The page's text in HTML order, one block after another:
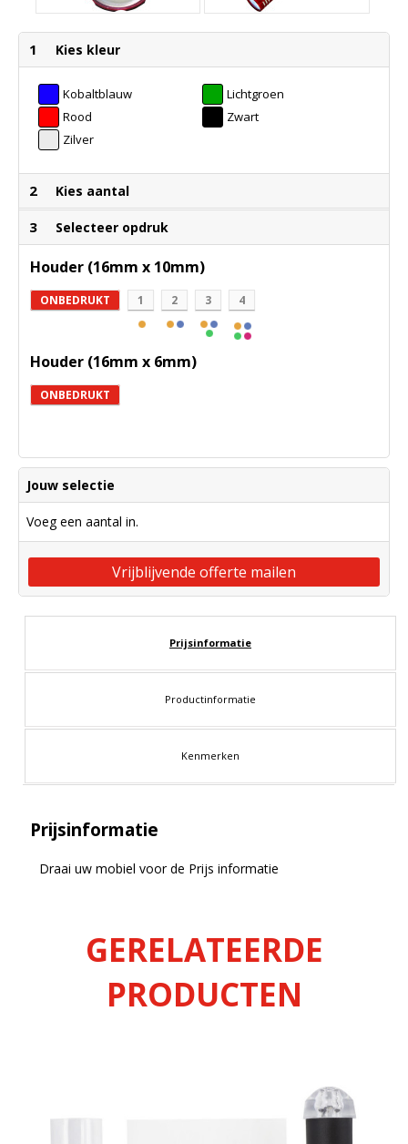
1 Kies kleur
Kobaltblauw
Lichtgroen
Rood
Zwart
Zilver
2 Kies aantal
3 Selecteer opdruk
Houder (16mm x 10mm)
ONBEDRUKT 1 2 3 4
Houder (16mm x 6mm)
ONBEDRUKT
Jouw selectie
Voeg een aantal in.
Vrijblijvende offerte mailen
Prijsinformatie
Productinformatie
Kenmerken
Prijsinformatie
Draai uw mobiel voor de Prijs informatie
GERELATEERDE
PRODUCTEN